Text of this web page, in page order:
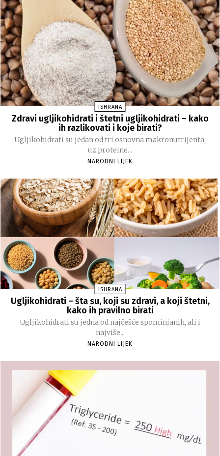
ISHRANA
Zdravi ugljikohidrati i štetni ugljikohidrati – kako
ih razlikovati i koje birati?
Ugljikohidrati su jedan od tri osnovna makronutrijenta,
uz proteine...
NARODNI LIJEK
ISHRANA
Ugljikohidrati – šta su, koji su zdravi, a koji štetni,
kako ih pravilno birati
Ugljikohidrati su jedna od najčešće spominjanih, ali i
najviše...
NARODNI LIJEK